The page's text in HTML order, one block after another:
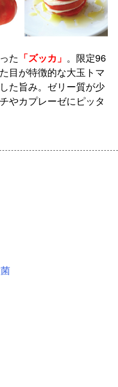
た 「ズッカ」 。限定96
目が特徴的な大玉トマ
た旨み。ゼリー質が少
やカプレーゼにピッタ